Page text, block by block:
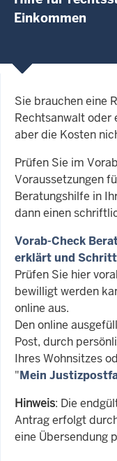
Einkommen
Sie brauchen eine
Rechtsanwalt oder
aber die Kosten
Prüfen Sie im
Voraussetzungen
Beratungshilfe in
dann einen
Vorab-Check
erklärt und
Prüfen Sie hier
bewilligt werden
online aus.
Den online
Post, durch
Ihres Wohnsitzes
"Mein
Hinweis: Die
Antrag erfolgt
eine Übersendung